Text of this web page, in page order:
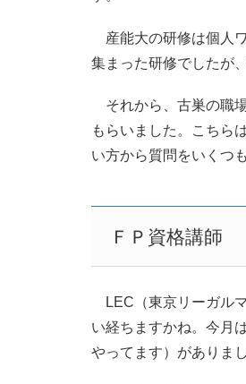
産能大の研修は個人
集まった研修でしたが
それから、古巣の職
もらいました。こちら
い方から質問をいくつ
ＦＰ資格講師
LEC（東京リーガル
い経ちますかね。今月
やってます）がありまし